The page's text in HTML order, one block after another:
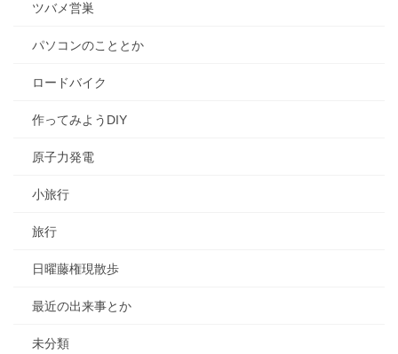
ツバメ営巣
パソコンのこととか
ロードバイク
作ってみようDIY
原子力発電
小旅行
旅行
日曜藤権現散歩
最近の出来事とか
未分類